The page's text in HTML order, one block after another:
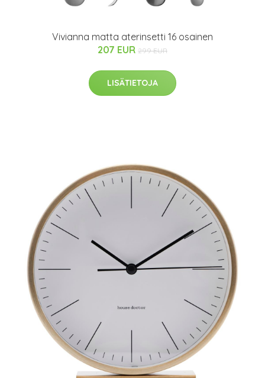
Vivianna matta aterinsetti 16 osainen
207 EUR 299 EUR
LISÄTIETOJA